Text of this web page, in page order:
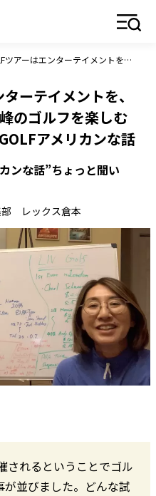
LIV GOLFツアーはエンターテイメントを、PGAツアーは世界最高峰のゴルフを楽しむ場所｜レックス倉本のGOLFアメリカンな話
ーテイメントを、
のゴルフを楽しむ
アメリカンな話
ンな話”ちょっと聞い
部 レックス倉本
されるということでゴル
並びました。どんな試